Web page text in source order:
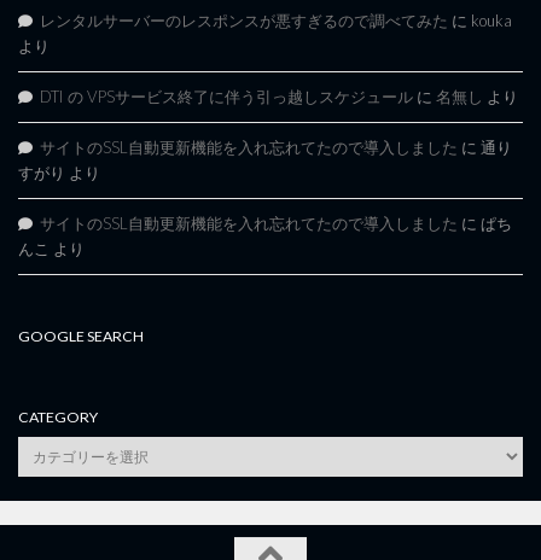
レンタルサーバーのレスポンスが悪すぎるので調べてみた に kouka
より
DTI の VPSサービス終了に伴う引っ越しスケジュール に 名無し より
サイトのSSL自動更新機能を入れ忘れてたので導入しました に 通り
すがり より
サイトのSSL自動更新機能を入れ忘れてたので導入しました に ぱち
んこ より
GOOGLE SEARCH
CATEGORY
category